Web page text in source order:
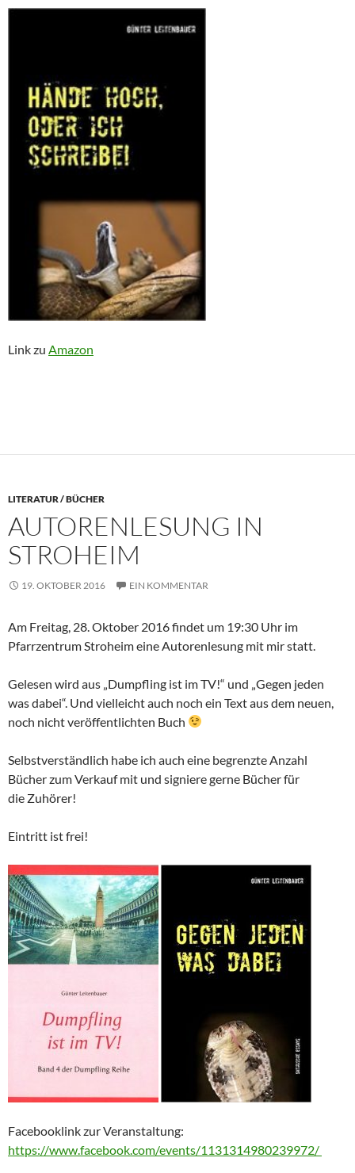
Link zu Amazon
LITERATUR / BÜCHER
AUTORENLESUNG IN
STROHEIM
19. OKTOBER 2016 EIN KOMMENTAR
Am Freitag, 28. Oktober 2016 findet um 19:30 Uhr im
Pfarrzentrum Stroheim eine Autorenlesung mit mir statt.
Gelesen wird aus „Dumpfling ist im TV!“ und „Gegen jeden
was dabei“. Und vielleicht auch noch ein Text aus dem neuen,
noch nicht veröffentlichten Buch
Selbstverständlich habe ich auch eine begrenzte Anzahl
Bücher zum Verkauf mit und signiere gerne Bücher für
die Zuhörer!
Eintritt ist frei!
Facebooklink zur Veranstaltung:
https://www.facebook.com/events/1131314980239972/